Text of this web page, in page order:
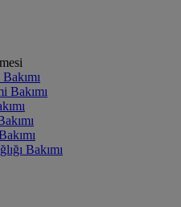
Bakımı
Bakımı